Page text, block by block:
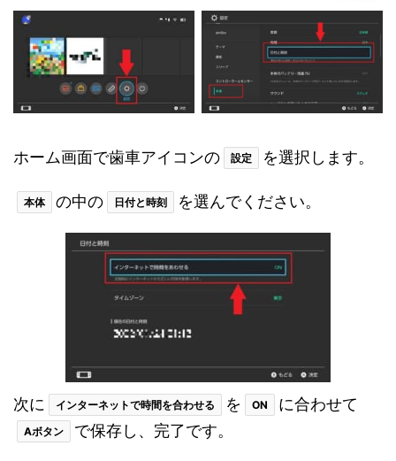
ホーム画面で歯車アイコンの 設定 を選択します。
本体 の中の 日付と時刻 を選んでください。
次に インターネットで時間を合わせる を ON に合わせて
Aボタン で保存し、完了です。